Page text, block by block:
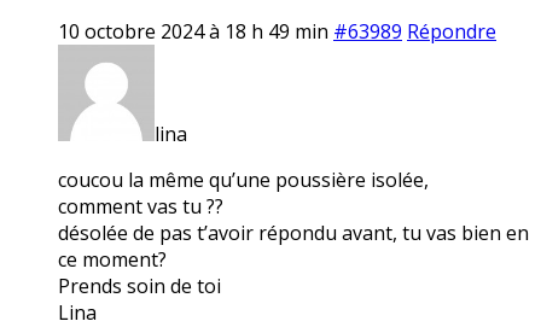
10 octobre 2024 à 18 h 49 min #63989 Répondre
lina
coucou la même qu’une poussière isolée,
comment vas tu ??
désolée de pas t’avoir répondu avant, tu vas bien en
ce moment?
Prends soin de toi
Lina